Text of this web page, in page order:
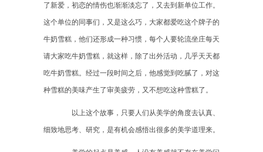
了新爱，初恋的情伤也渐渐淡忘了，又去到新单位工作。
这个单位的同事们，又是这么巧，大家都爱吃这个牌子的
牛奶雪糕，他们还形成一种习惯，每个人要轮流坐庄每天
请大家吃牛奶雪糕，就这样，除了出外活动，几乎天天都
吃牛奶雪糕。经过一段时间之后，他感觉到吃腻了，对这
种雪糕的美味产生了审美疲劳，又不想吃这种雪糕了。
以上这个故事，只要人们从美学的角度去认真、
细致地思考、研究，是有机会感悟出很多的美学道理来。